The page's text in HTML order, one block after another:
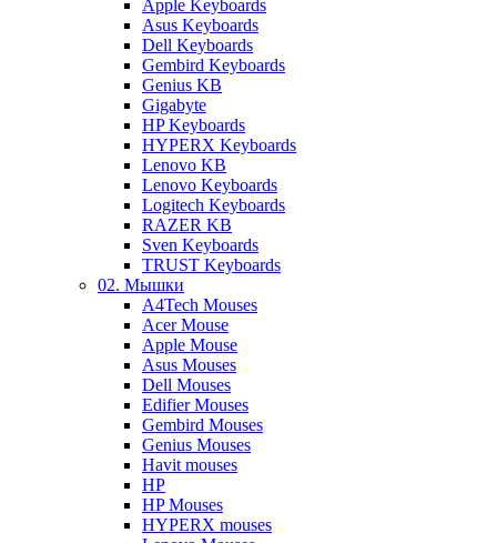
Apple Keyboards
Asus Keyboards
Dell Keyboards
Gembird Keyboards
Genius KB
Gigabyte
HP Keyboards
HYPERX Keyboards
Lenovo KB
Lenovo Keyboards
Logitech Keyboards
RAZER KB
Sven Keyboards
TRUST Keyboards
02. Мышки
A4Tech Mouses
Acer Mouse
Apple Mouse
Asus Mouses
Dell Mouses
Edifier Mouses
Gembird Mouses
Genius Mouses
Havit mouses
HP
HP Mouses
HYPERX mouses